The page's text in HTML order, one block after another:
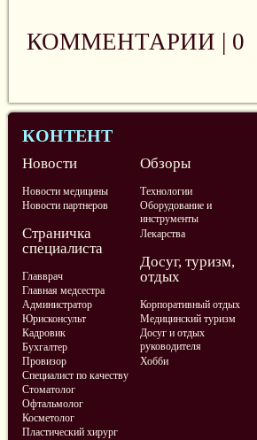
КОММЕНТАРИИ | 0
КОНТЕНТ
Новости
Новости медицины
Новости партнеров
Обзоры
Технологии
Оборудование и
инструменты
Лекарства
Страничка
специалиста
Главврач
Главная медсестра
Администратор
Юрисконсульт
Кадровик
Бухгалтер
Провизор
Специалист по качеству
Стоматолог
Офтальмолог
Косметолог
Пластический хирург
Досуг, туризм,
отдых
Корпоративный отдых
Медицинский туризм
Досуг и отдых
руководителя
Хобби